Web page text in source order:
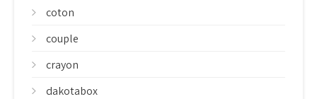
coton
couple
crayon
dakotabox